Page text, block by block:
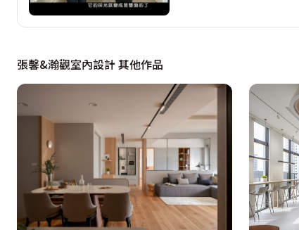
了方便屋主陪伴小朋友泡澡戲水，刻意拉長的檯面設計
張馨&瀚觀室內設計 其他作品